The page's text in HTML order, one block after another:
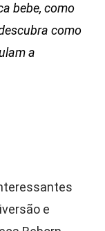
bebe, como
como
a
e